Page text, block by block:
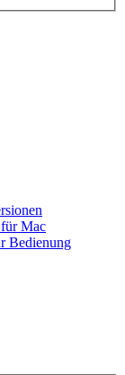
Mac
Bedienung